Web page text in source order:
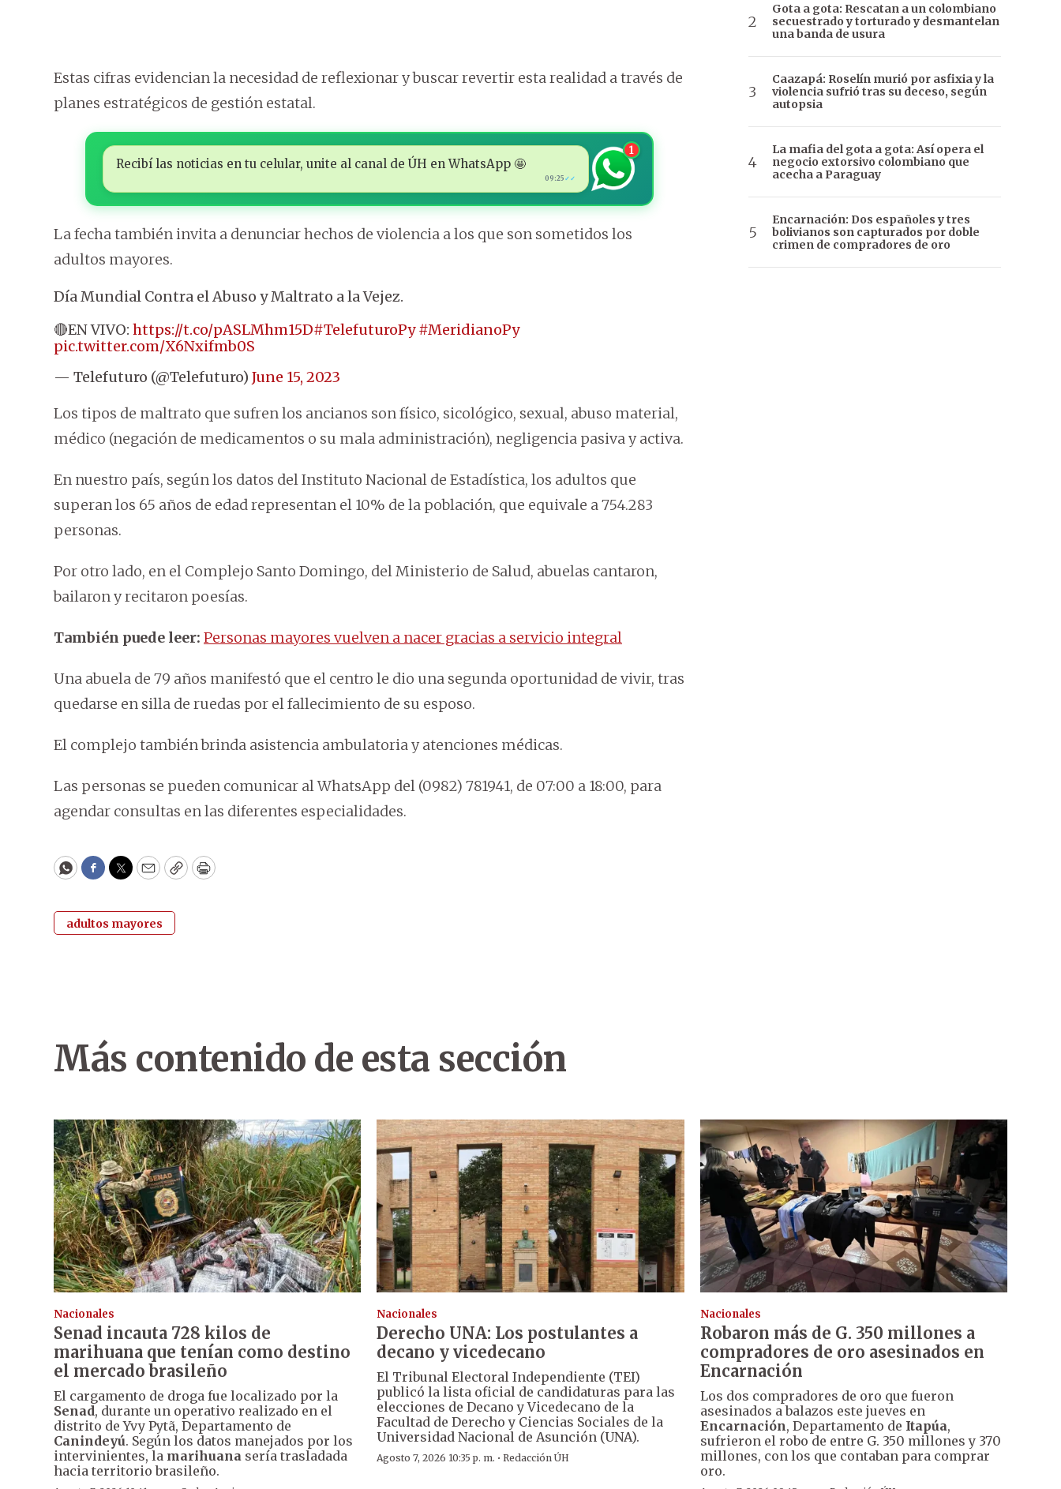
Estas cifras evidencian la necesidad de reflexionar y buscar revertir esta realidad a través de
planes estratégicos de gestión estatal.
Recibí las noticias en tu celular, unite al canal de ÚH en WhatsApp 🤩
09:25 ✓✓
1
La fecha también invita a denunciar hechos de violencia a los que son sometidos los
adultos mayores.
Día Mundial Contra el Abuso y Maltrato a la Vejez.
🔴EN VIVO: https://t.co/pASLMhm15D#TelefuturoPy #MeridianoPy
pic.twitter.com/X6Nxifmb0S
— Telefuturo (@Telefuturo) June 15, 2023
Los tipos de maltrato que sufren los ancianos son físico, sicológico, sexual, abuso material,
médico (negación de medicamentos o su mala administración), negligencia pasiva y activa.
En nuestro país, según los datos del Instituto Nacional de Estadística, los adultos que
superan los 65 años de edad representan el 10% de la población, que equivale a 754.283
personas.
Por otro lado, en el Complejo Santo Domingo, del Ministerio de Salud, abuelas cantaron,
bailaron y recitaron poesías.
También puede leer: Personas mayores vuelven a nacer gracias a servicio integral
Una abuela de 79 años manifestó que el centro le dio una segunda oportunidad de vivir, tras
quedarse en silla de ruedas por el fallecimiento de su esposo.
El complejo también brinda asistencia ambulatoria y atenciones médicas.
Las personas se pueden comunicar al WhatsApp del (0982) 781941, de 07:00 a 18:00, para
agendar consultas en las diferentes especialidades.
WhatsApp
Facebook
Twitter
EmailCopyPrint
adultos mayores
Gota a gota: Rescatan a un colombiano
secuestrado y torturado y desmantelan
una banda de usura
Caazapá: Roselín murió por asfixia y la
violencia sufrió tras su deceso, según
autopsia
La mafia del gota a gota: Así opera el
negocio extorsivo colombiano que
acecha a Paraguay
Encarnación: Dos españoles y tres
bolivianos son capturados por doble
crimen de compradores de oro
Más contenido de esta sección
Nacionales
Senad incauta 728 kilos de
marihuana que tenían como destino
el mercado brasileño
El cargamento de droga fue localizado por la
Senad, durante un operativo realizado en el
distrito de Yvy Pytã, Departamento de
Canindeyú. Según los datos manejados por los
intervinientes, la marihuana sería trasladada
hacia territorio brasileño.
Nacionales
Derecho UNA: Los postulantes a
decano y vicedecano
El Tribunal Electoral Independiente (TEI)
publicó la lista oficial de candidaturas para las
elecciones de Decano y Vicedecano de la
Facultad de Derecho y Ciencias Sociales de la
Universidad Nacional de Asunción (UNA).
Agosto 7, 2026 10:35 p. m. ·Redacción ÚH
Nacionales
Robaron más de G. 350 millones a
compradores de oro asesinados en
Encarnación
Los dos compradores de oro que fueron
asesinados a balazos este jueves en
Encarnación, Departamento de Itapúa,
sufrieron el robo de entre G. 350 millones y 370
millones, con los que contaban para comprar
oro.